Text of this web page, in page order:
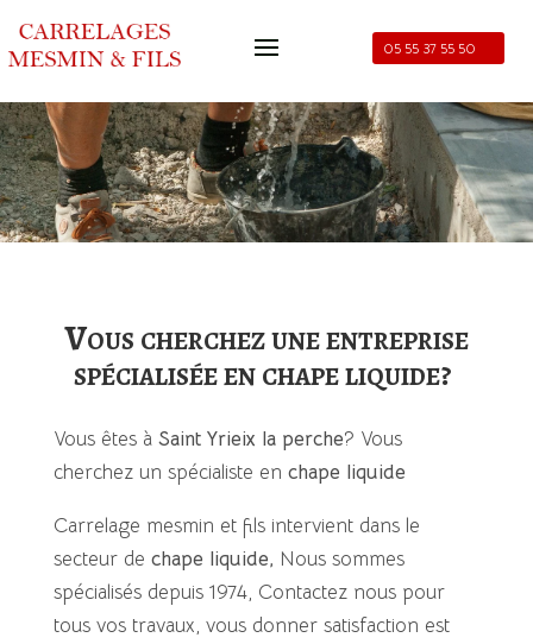
05 55 37 55 50
Vous cherchez une entreprise
spécialisée enchape liquide?
Vous êtes à Saint Yrieix la perche? Vous
cherchez un spécialiste en chape liquide
Carrelage mesmin et fils intervient dans le
secteur de chape liquide, Nous sommes
spécialisés depuis 1974, Contactez nous pour
tous vos travaux, vous donner satisfaction est